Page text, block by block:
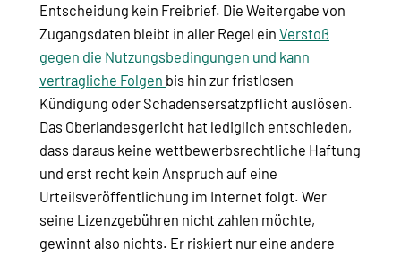
Entscheidung kein Freibrief. Die Weitergabe von
Zugangsdaten bleibt in aller Regel ein Verstoß
gegen die Nutzungsbedingungen und kann
vertragliche Folgen bis hin zur fristlosen
Kündigung oder Schadensersatzpflicht auslösen.
Das Oberlandesgericht hat lediglich entschieden,
dass daraus keine wettbewerbsrechtliche Haftung
und erst recht kein Anspruch auf eine
Urteilsveröffentlichung im Internet folgt. Wer
seine Lizenzgebühren nicht zahlen möchte,
gewinnt also nichts. Er riskiert nur eine andere